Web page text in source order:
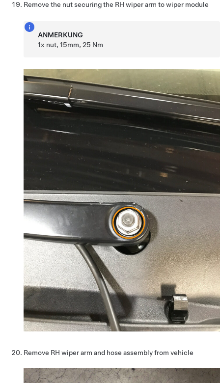
Remove the nut securing the RH wiper arm to wiper module
ANMERKUNG
1x nut, 15mm, 25 Nm
Remove RH wiper arm and hose assembly from vehicle